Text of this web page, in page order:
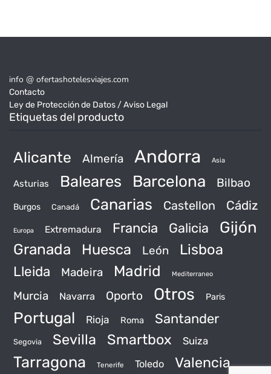
info @ ofertashotelesviajes.com
Contacto
Ley de Protección de Datos / Aviso Legal
Etiquetas del producto
Alicante Almería Andorra Asia
Asturias Baleares Barcelona Bilbao
Burgos Canadá Canarias Castellon Cádiz
Europa Extremadura Francia Galicia Gijón
Granada Huesca León Lisboa
Lleida Madeira Madrid Mediterraneo
Murcia Navarra Oporto Otros Paris
Portugal Rioja Roma Santander
Segovia Sevilla Smartbox Suiza
Tarragona Tenerife Toledo Valencia